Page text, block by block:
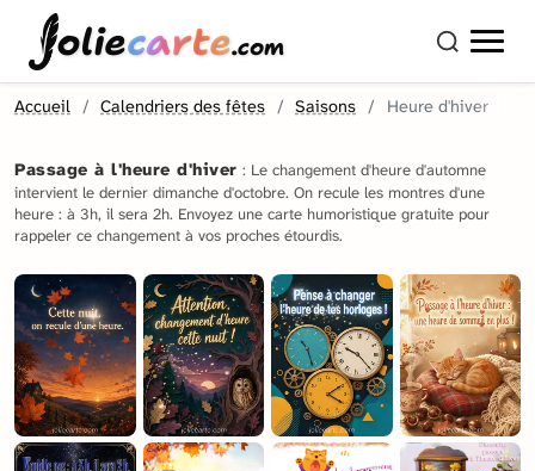
oliecarte.com
Accueil Calendriers des fêtes Saisons Heure d'hiver
Passage à l'heure d'hiver : Le changement d'heure d'automne
intervient le dernier dimanche d'octobre. On recule les montres d'une
heure : à 3h, il sera 2h. Envoyez une carte humoristique gratuite pour
rappeler ce changement à vos proches étourdis.